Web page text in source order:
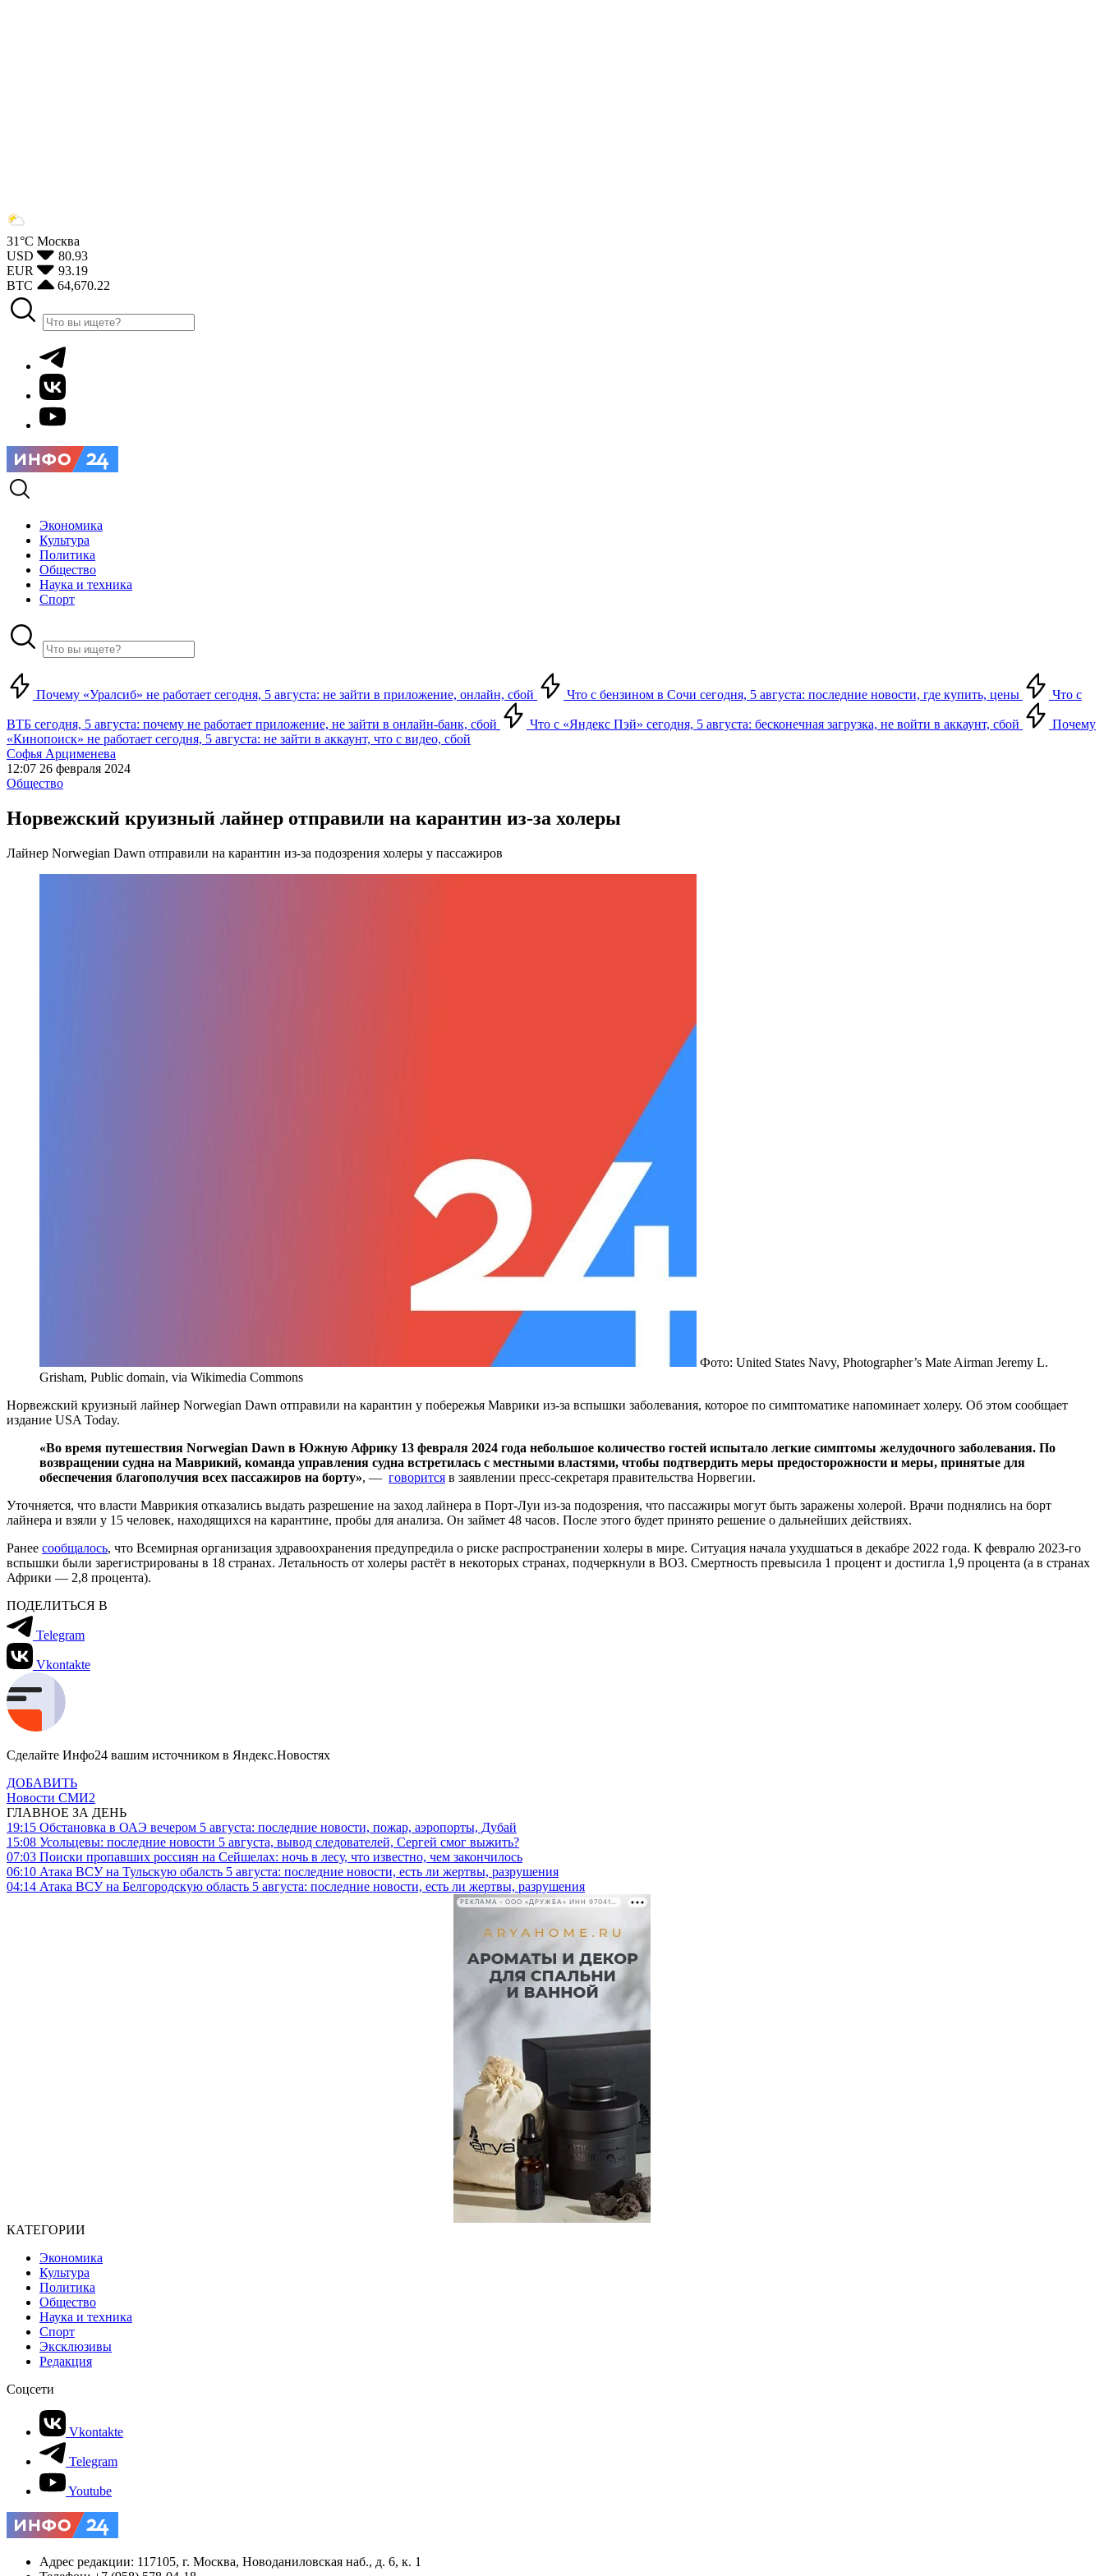
31°С Москва
USD
80.93
EUR
93.19
BTC
64,670.22
Экономика
Культура
Политика
Общество
Наука и техника
Спорт
Почему «Уралсиб» не работает сегодня, 5 августа: не зайти в приложение, онлайн, сбой Что с бензином в Сочи сегодня, 5 августа: последние новости, где купить, цены Что с
ВТБ сегодня, 5 августа: почему не работает приложение, не зайти в онлайн-банк, сбой Что с «Яндекс Пэй» сегодня, 5 августа: бесконечная загрузка, не войти в аккаунт, сбой
Почему
«Кинопоиск» не работает сегодня, 5 августа: не зайти в аккаунт, что с видео, сбой
Софья Арцименева
12:07 26 февраля 2024
Общество
Норвежский круизный лайнер отправили на карантин из-за холеры
Лайнер Norwegian Dawn отправили на карантин из-за подозрения холеры у пассажиров
Фото: United States Navy, Photographer’s Mate Airman Jeremy L.
Grisham, Public domain, via Wikimedia Commons
Норвежский круизный лайнер Norwegian Dawn отправили на карантин у побережья Маврики из-за вспышки заболевания, которое по симптоматике напоминает холеру. Об этом сообщает
издание USA Today.
«Во время путешествия Norwegian Dawn в Южную Африку 13 февраля 2024 года небольшое количество гостей испытало легкие симптомы желудочного заболевания. По
возвращении судна на Маврикий, команда управления судна встретилась с местными властями, чтобы подтвердить меры предосторожности и меры, принятые для
обеспечения благополучия всех пассажиров на борту», — говорится в заявлении пресс-секретаря правительства Норвегии.
Уточняется, что власти Маврикия отказались выдать разрешение на заход лайнера в Порт-Луи из-за подозрения, что пассажиры могут быть заражены холерой. Врачи поднялись на борт
лайнера и взяли у 15 человек, находящихся на карантине, пробы для анализа. Он займет 48 часов. После этого будет принято решение о дальнейших действиях.
Ранее сообщалось, что Всемирная организация здравоохранения предупредила о риске распространении холеры в мире. Ситуация начала ухудшаться в декабре 2022 года. К февралю 2023-го
вспышки были зарегистрированы в 18 странах. Летальность от холеры растёт в некоторых странах, подчеркнули в ВОЗ. Смертность превысила 1 процент и достигла 1,9 процента (а в странах
Африки — 2,8 процента).
ПОДЕЛИТЬСЯ В
Telegram
Vkontakte
Сделайте Инфо24 вашим источником в Яндекс.Новостях
ДОБАВИТЬ
Новости СМИ2
ГЛАВНОЕ ЗА ДЕНЬ
19:15 Обстановка в ОАЭ вечером 5 августа: последние новости, пожар, аэропорты, Дубай
15:08 Усольцевы: последние новости 5 августа, вывод следователей, Сергей смог выжить?
07:03 Поиски пропавших россиян на Сейшелах: ночь в лесу, что известно, чем закончилось
06:10 Атака ВСУ на Тульскую обалсть 5 августа: последние новости, есть ли жертвы, разрушения
04:14 Атака ВСУ на Белгородскую область 5 августа: последние новости, есть ли жертвы, разрушения
РЕКЛАМА • ООО «ДРУЖБА» ИНН 9704146411
КАТЕГОРИИ
Экономика
Культура
Политика
Общество
Наука и техника
Спорт
Эксклюзивы
Редакция
Соцсети
Vkontakte
Telegram
Youtube
Адрес редакции: 117105, г. Москва, Новоданиловская наб., д. 6, к. 1